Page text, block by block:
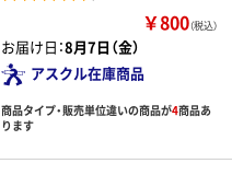
￥800（税込）
お届け日：8月7日（金）
アスクル在庫商品
商品タイプ・販売単位違いの商品が4商品あ
ります